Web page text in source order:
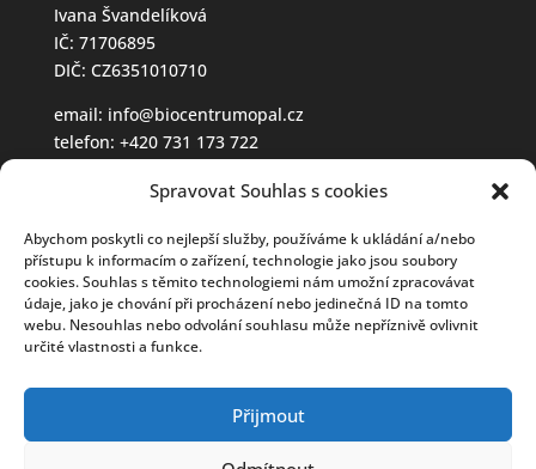
Spravovat Souhlas s cookies
Abychom poskytli co nejlepší služby, používáme k ukládání a/nebo
přístupu k informacím o zařízení, technologie jako jsou soubory
cookies. Souhlas s těmito technologiemi nám umožní zpracovávat
údaje, jako je chování při procházení nebo jedinečná ID na tomto
webu. Nesouhlas nebo odvolání souhlasu může nepříznivě ovlivnit
určité vlastnosti a funkce.
Přijmout
Ivana Švandelíková
IČ: 71706895
DIČ: CZ6351010710
email: info@biocentrumopal.cz
telefon: +420 731 173 722
po-st: 8:00-12:30 | 13:00-16:00
čt: 8:00-12:30 | 13:00-17:00
pá: 8:00-12:30 | 13:00-16:00